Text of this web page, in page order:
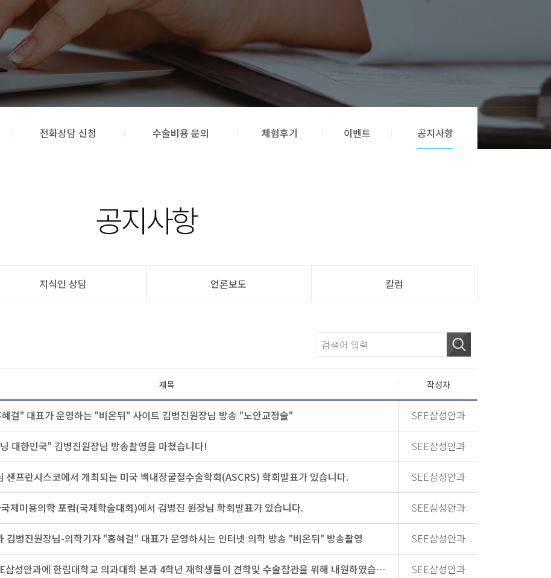
전화상담 신청 수술비용 문의 체험후기 이벤트 공지사항
공지사항
지식인 상담 언론보도 칼럼
제목 작성자
걸" 대표가 운영하는 "비온뒤" 사이트 김병진원장님 방송 "노안교정술" SEE삼성안과
대한민국" 김병진원장님 방송촬영을 마쳤습니다! SEE삼성안과
샌프란시스코에서 개최되는 미국 백내장굴절수술학회(ASCRS) 학회발표가 있습니다. SEE삼성안과
제미용의학 포럼(국제학술대회)에서 김병진 원장님 학회발표가 있습니다. SEE삼성안과
김병진원장님-의학기자 "홍혜걸" 대표가 운영하시는 인터넷 의학 방송 "비온뒤" 방송촬영 SEE삼성안과
2.21(목) SEE삼성안과에 한림대학교 의과대학 본과 4학년 재학생들이 견학및 수술참관을 위해 내원하였습니다. SEE삼성안과